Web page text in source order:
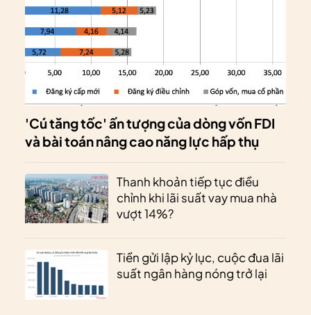
'Cú tăng tốc' ấn tượng của dòng vốn FDI
và bài toán nâng cao năng lực hấp thụ
Thanh khoản tiếp tục điều
chỉnh khi lãi suất vay mua nhà
vượt 14%?
Tiền gửi lập kỷ lục, cuộc đua lãi
suất ngân hàng nóng trở lại